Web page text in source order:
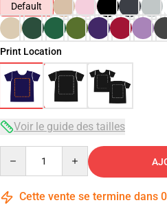
Default
Print Location
Voir le guide des tailles
Cette vente se termine dans